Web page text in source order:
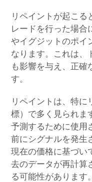
リペイントが起こる
レードを行った場合
やイグジットのポイ
なります。これは、
も影響を与え、正確
す。
リペイントは、特に
標）で多く見られま
予測するために使用
前にシグナルを発生
現在の価格に基づい
去のデータが再計算
る可能性があります